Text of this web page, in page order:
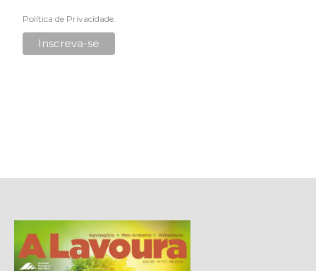
Política de Privacidade.